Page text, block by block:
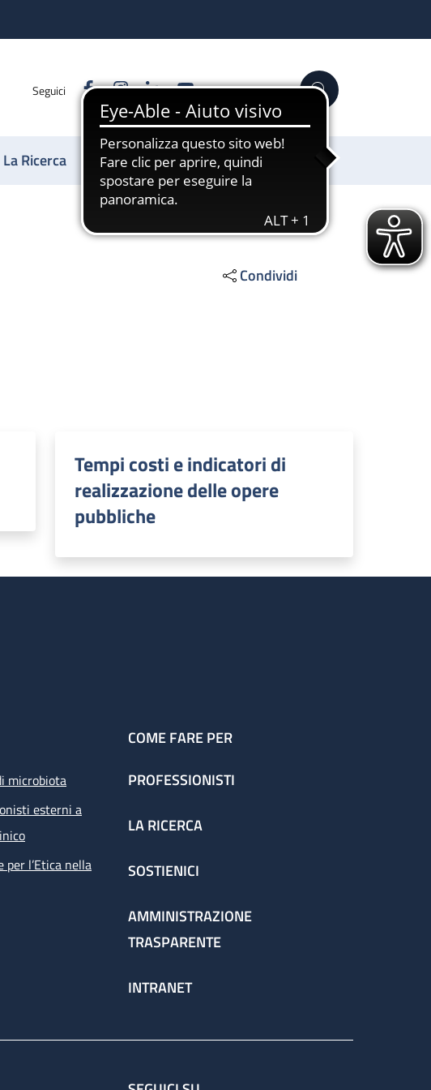
Seguici FacebookInstagram
LinkedinYouTube Cerca
La Ricerca Sostienici
Condividi
Tempi costi e indicatori di
realizzazione delle opere
pubbliche
microbiota
esterni a
per l’Etica nella
COME FARE PER
PROFESSIONISTI
LA RICERCA
SOSTIENICI
AMMINISTRAZIONE
TRASPARENTE
INTRANET